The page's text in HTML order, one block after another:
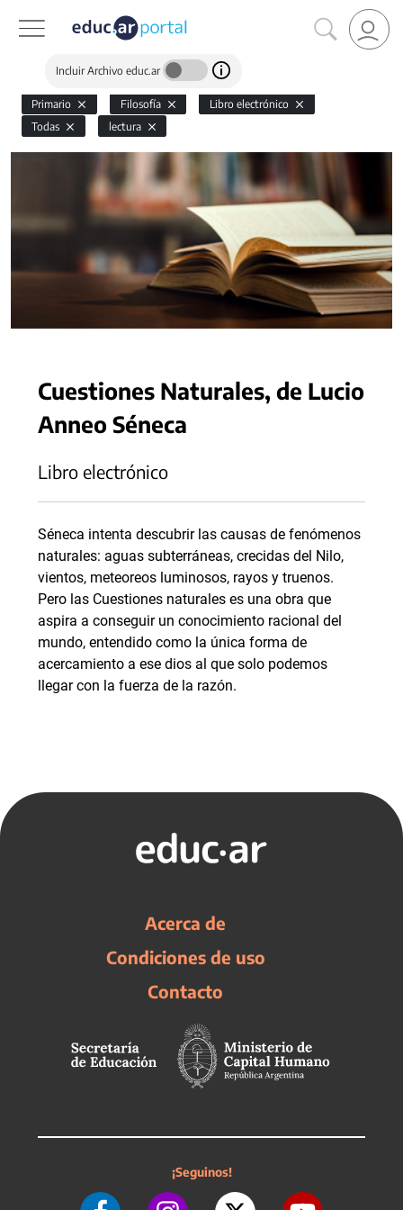
Incluir Archivo educ.ar
Primario Filosofía
Libro electrónico
Todas
lectura
Cuestiones Naturales, de Lucio
Anneo Séneca
Libro electrónico
Séneca intenta descubrir las causas de fenómenos
naturales: aguas subterráneas, crecidas del Nilo,
vientos, meteoreos luminosos, rayos y truenos.
Pero las Cuestiones naturales es una obra que
aspira a conseguir un conocimiento racional del
mundo, entendido como la única forma de
acercamiento a ese dios al que solo podemos
llegar con la fuerza de la razón.
Acerca de
Condiciones de uso
Contacto
¡Seguinos!